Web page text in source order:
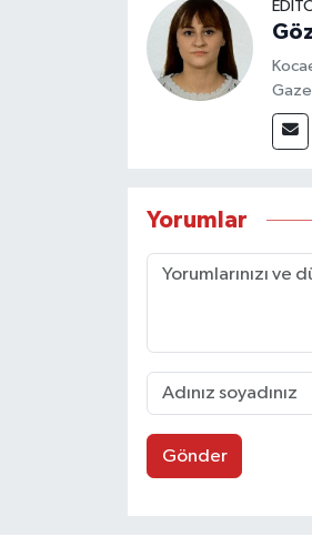
Yorumlar
Gönder